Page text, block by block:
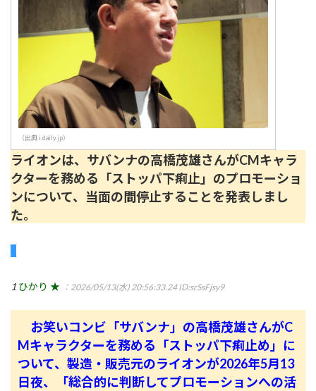
（出典 i.daily.jp）
ライオンは、サバンナの高橋茂雄さんがCMキャラ
クターを務める「ストッパ下痢止」のプロモーショ
ンについて、当面の間停止することを発表しまし
た。
1 ひかり ★ ：2026/05/13(水) 20:56:33.24ID:srSsFjsy9
お笑いコンビ「サバンナ」の高橋茂雄さんがC
Mキャラクターを務める「ストッパ下痢止め」に
ついて、製造・販売元のライオンが2026年5月13
日夜、「総合的に判断してプロモーションへの活